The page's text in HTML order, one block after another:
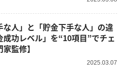
な人」と「貯金下手な人」の違
功レベル」を“10項目”でチェ
監修】
2025.03.07